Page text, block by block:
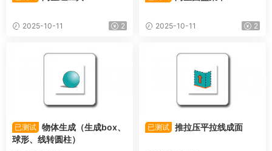
2025-10-11 2 2025-10-11 2
已测试 物体生成（生成box、
球形、线转圆柱）
已测试 推拉压平拉线成面